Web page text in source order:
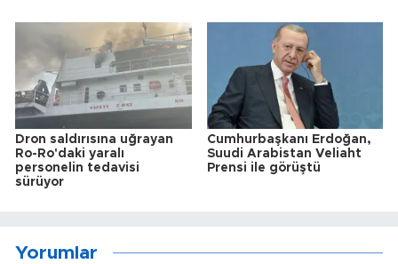
Dron saldırısına uğrayan
Ro-Ro'daki yaralı
personelin tedavisi
sürüyor
Cumhurbaşkanı Erdoğan,
Suudi Arabistan Veliaht
Prensi ile görüştü
Yorumlar